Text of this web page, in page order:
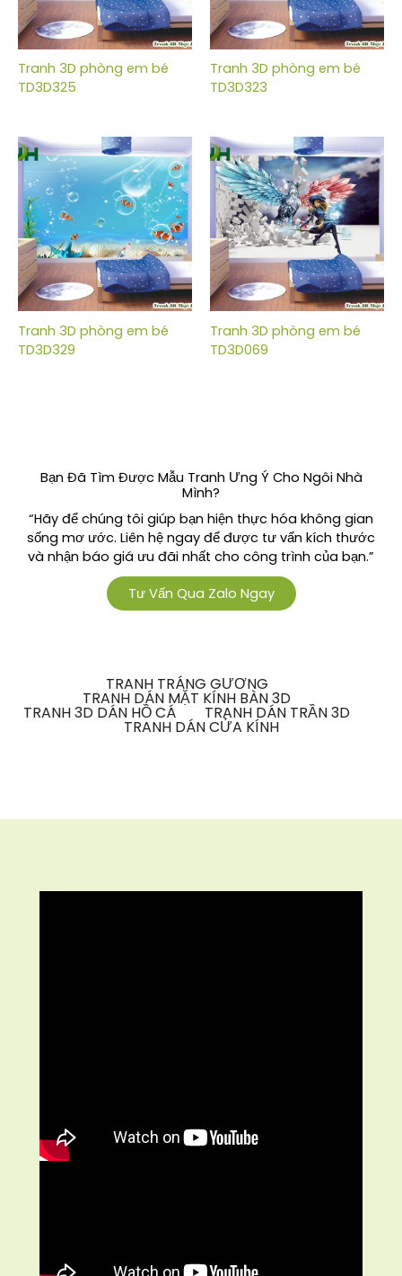
Tranh 3D phòng em bé
TD3D325
Tranh 3D phòng em bé
TD3D323
Tranh 3D phòng em bé
TD3D329
Tranh 3D phòng em bé
TD3D069
Bạn Đã Tìm Được Mẫu Tranh Ưng Ý Cho Ngôi Nhà
Mình?
“Hãy để chúng tôi giúp bạn hiện thực hóa không gian
sống mơ ước. Liên hệ ngay để được tư vấn kích thước
và nhận báo giá ưu đãi nhất cho công trình của bạn.”
Tư Vấn Qua Zalo Ngay
TRANH TRÁNG GƯƠNG
TRANH DÁN MẶT KÍNH BÀN 3D
TRANH 3D DÁN HỒ CÁ TRANH DÁN TRẦN 3D
TRANH DÁN CỬA KÍNH